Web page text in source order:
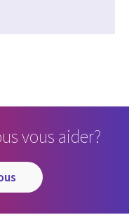
vous aider?